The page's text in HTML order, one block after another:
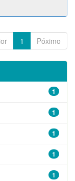
1 Póximo
1
1
1
1
1